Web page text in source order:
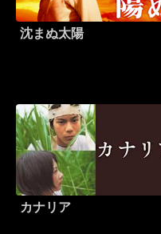
沈まぬ太陽
カナリア